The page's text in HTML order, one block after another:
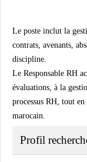
Le poste inclut la
contrats, avenants,
discipline.
Le Responsable RH
évaluations, à la
processus RH, tout
marocain.
Profil